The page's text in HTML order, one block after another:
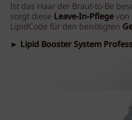
Ist das Haar der Braut-to-Be
sorgt diese Leave-In-Pflegevon
LipidCode für den benötigten
► Lipid Booster System